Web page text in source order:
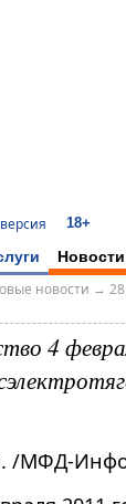
18+
Новости
новости →
4
/МФД-